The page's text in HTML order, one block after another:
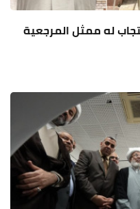
له ممثل المرجعية